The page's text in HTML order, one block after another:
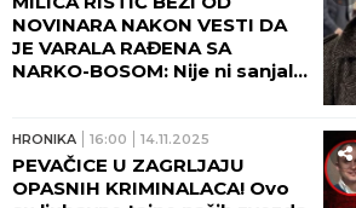
NOVINARA NAKON VESTI DA
JE VARALA RAĐENA SA
NARKO-BOSOM: Nije ni sanjala
HRONIKA 16:00 14.11.2025
PEVAČICE U ZAGRLJAJU
OPASNIH KRIMINALACA! Ovo